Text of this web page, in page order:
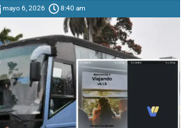
mayo 6, 2026 8:40 am